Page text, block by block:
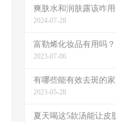
爽肤水和润肤露该咋用
2024-07-28
富勒烯化妆品有用吗？
2023-07-06
有哪些能有效去斑的家
2023-05-28
夏天喝这5款汤能让皮